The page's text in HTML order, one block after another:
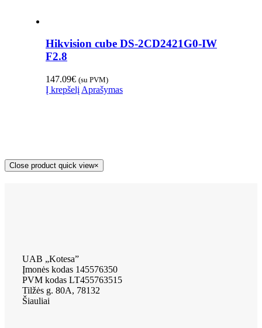
Hikvision cube DS-2CD2421G0-IW
F2.8
147.09€ (su PVM)
Į krepšelį Aprašymas
Close product quick view×
UAB „Kotesa”
Įmonės kodas 145576350
PVM kodas LT455763515
Tilžės g. 80A, 78132
Šiauliai